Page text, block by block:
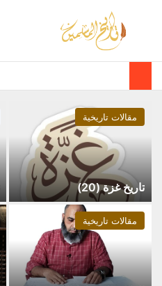
مقالات تاريخية
تاريخ غزة (20)
مقالات تاريخية